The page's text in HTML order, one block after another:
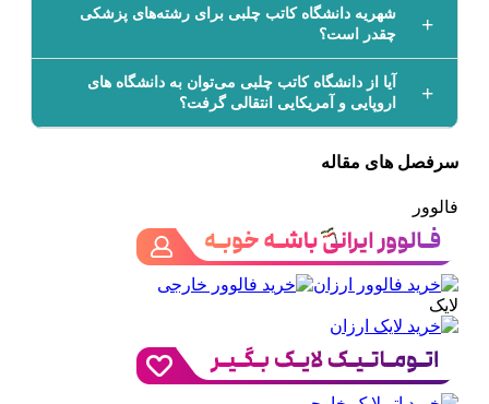
شهریه دانشگاه کاتب چلبی برای رشته‌های پزشکی
چقدر است؟
آیا از دانشگاه کاتب چلبی می‌توان به دانشگاه های
اروپایی و آمریکایی انتقالی گرفت؟
سرفصل های مقاله
فالوور
لایک